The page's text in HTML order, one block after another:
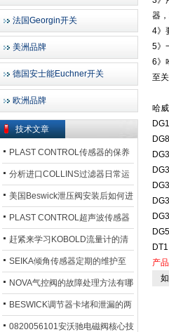
法国Georgin开关
美洲品牌
德国安士能Euchner开关
欧洲品牌
技术文章
PLAST CONTROL传感器的保养
方法
分析进口COLLINS过滤器日常运
行排污步骤
美国Beswick泄压阀安装后如何进
行调试?
PLAST CONTROL超声波传感器
工作原理了解吗？
赶紧来学习KOBOLD流量计的清
洗流程吧
SEIKA倾角传感器定期的维护至
关重要
NOVA气控阀的故障处理方法有哪
些？
BESWICK调节器卡堵和泄漏的两
大问题解决措施
0820056101安沃驰电磁阀核心技
器
4》
5》
6》
至
哈
产
如